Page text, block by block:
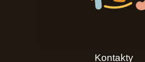
Kontakty